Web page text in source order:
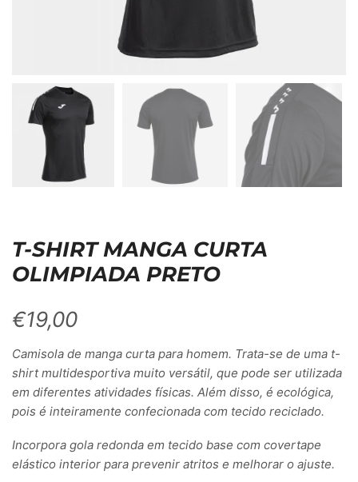
T-SHIRT MANGA CURTA
OLIMPIADA PRETO
€19,00
Camisola de manga curta para homem. Trata-se de uma t-
shirt multidesportiva muito versátil, que pode ser utilizada
em diferentes atividades físicas. Além disso, é ecológica,
pois é inteiramente confecionada com tecido reciclado.
Incorpora gola redonda em tecido base com covertape
elástico interior para prevenir atritos e melhorar o ajuste.